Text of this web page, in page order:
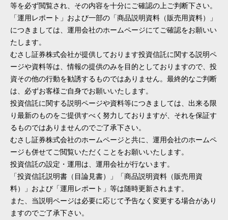
等を必ず閲覧され、その内容を十分にご確認の上ご判断下さい。
「運用レポート」および一部の「商品説明資料（販売用資料）」
につきましては、運用会社のホームページにてご確認をお願いい
たします。
むさし証券株式会社が提供しております投資信託に関する説明ペ
ージや資料等は、情報の提供のみを目的としておりますので、投
資その他の行動を勧誘するものではありません。最終的なご判断
は、必ずお客様ご自身でお願いいたします。
投資信託に関する説明ページや資料等につきましては、出来る限
り最新のものをご提供すべく努力しておりますが、それを保証す
るものではありませんのでご了承下さい。
むさし証券株式会社のホームページと共に、運用会社のホームペ
ージも併せてご閲覧いただくことをお願いいたします。
投資信託の設定・運用は、運用会社が行ないます。
「投資信託説明書（目論見書）」「商品説明資料（販売用資
料）」および「運用レポート」等は随時更新されます。
また、当説明ページは必要に応じて予告なく変更する場合があり
ますのでご了承下さい。